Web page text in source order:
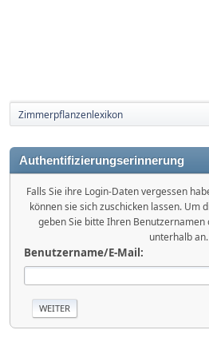
Zimmerpflanzenlexikon
Authentifizierungserinnerung
Falls Sie ihre Login-Daten vergessen
können sie sich zuschicken lassen. Um
geben Sie bitte Ihren Benutzernamen
unterhalb an.
Benutzername/E-Mail: